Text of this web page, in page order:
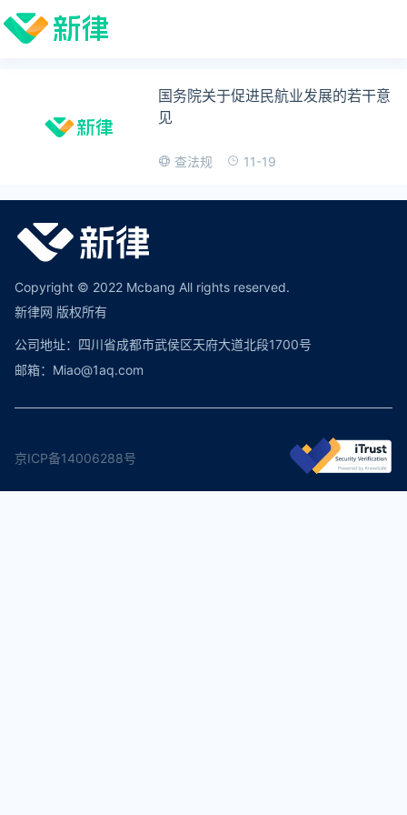
国务院关于促进民航业发展的若干意
见
查法规 11-19
Copyright © 2022 Mcbang All rights reserved.
新律网 版权所有
公司地址：四川省成都市武侯区天府大道北段1700号
邮箱：Miao@1aq.com
京ICP备14006288号